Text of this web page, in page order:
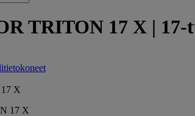
TRITON 17 X |
17 X
17 X